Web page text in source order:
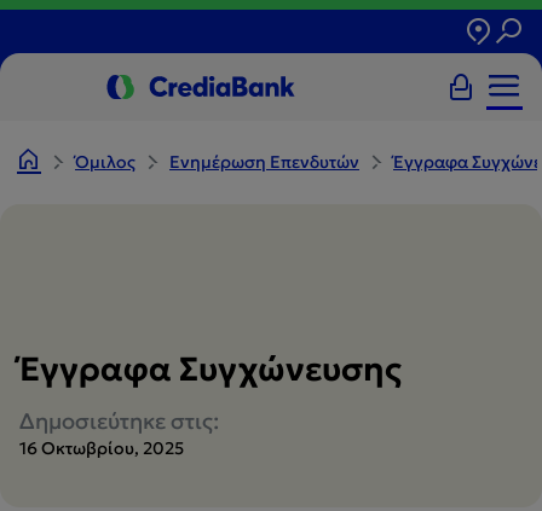
Όμιλος Ενημέρωση Επενδυτών Έγγραφα
Έγγραφα Συγχώνευσης
Δημοσιεύτηκε στις:
16 Οκτωβρίου, 2025